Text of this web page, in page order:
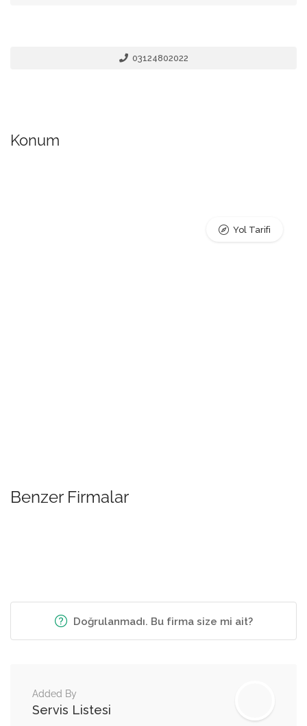
03124802022
Konum
Yol Tarifi
Benzer Firmalar
Doğrulanmadı. Bu firma size mi ait?
Added By
Servis Listesi